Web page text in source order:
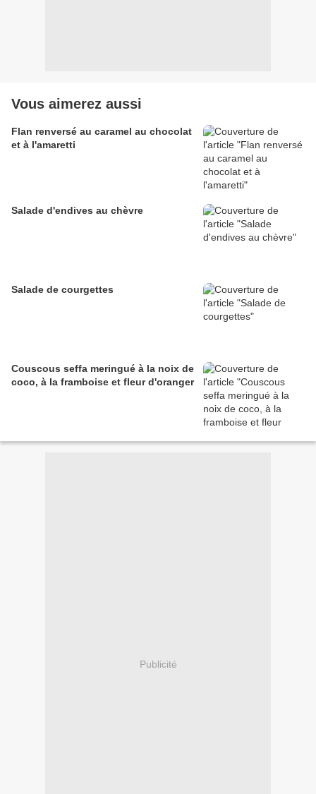
Vous aimerez aussi
Flan renversé au caramel au chocolat
et à l'amaretti
Salade d'endives au chèvre
Salade de courgettes
Couscous seffa meringué à la noix de
coco, à la framboise et fleur d'oranger
Publicité